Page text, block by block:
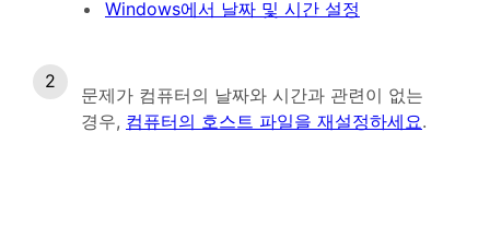
Windows에서 날짜 및 시간 설정
문제가 컴퓨터의 날짜와 시간과 관련이 없는
경우, 컴퓨터의 호스트 파일을 재설정하세요.